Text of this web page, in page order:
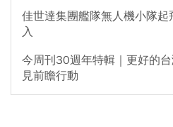
佳世達集團艦隊無人機小隊
入
今周刊30週年特輯｜更好的
見前瞻行動